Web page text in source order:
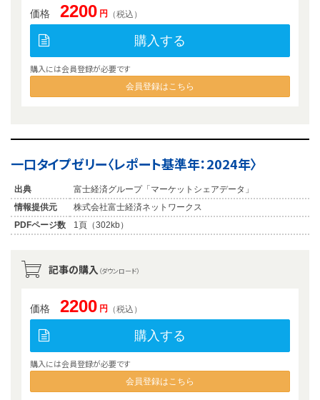
価格 2200 円 （税込）
購入する
購入には会員登録が必要です
会員登録はこちら
一口タイプゼリー〈レポート基準年：2024年〉
出典
富士経済グループ「マーケットシェアデータ」
情報提供元
株式会社富士経済ネットワークス
PDFページ数
1頁（302kb）
記事の購入 （ダウンロード）
価格 2200 円 （税込）
購入する
購入には会員登録が必要です
会員登録はこちら